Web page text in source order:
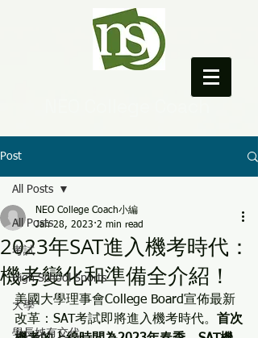
Post
All Posts
考試
High School Sports
大學
學長姊有交代
All Posts
2023年SAT進入機考時代：
機考變化和準備全介紹！
NEO College Coach小編
Jan 28, 2023 2 min read
美國大學理事會College Board宣佈最新
改革：SAT考試即將進入機考時代。 首次